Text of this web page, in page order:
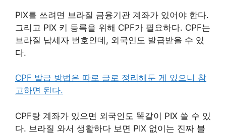
PIX를 쓰려면 브라질 금융기관 계좌가 있어야 한다.
그리고 PIX 키 등록을 위해 CPF가 필요하다. CPF는
브라질 납세자 번호인데, 외국인도 발급받을 수 있
다.
CPF 발급 방법은 따로 글로 정리해둔 게 있으니 참
고하면 된다.
CPF랑 계좌가 있으면 외국인도 똑같이 PIX 쓸 수 있
다. 브라질 와서 생활하다 보면 PIX 없이는 진짜 불